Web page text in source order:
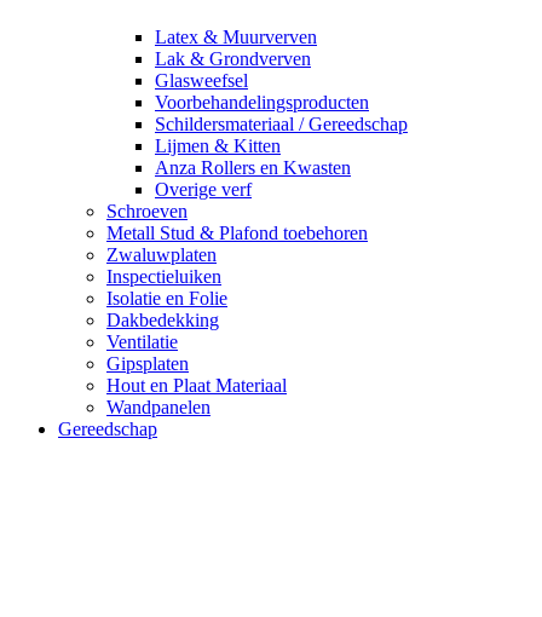
Latex & Muurverven
Lak & Grondverven
Glasweefsel
Voorbehandelingsproducten
Schildersmateriaal / Gereedschap
Lijmen & Kitten
Anza Rollers en Kwasten
Overige verf
Schroeven
Metall Stud & Plafond toebehoren
Zwaluwplaten
Inspectieluiken
Isolatie en Folie
Dakbedekking
Ventilatie
Gipsplaten
Hout en Plaat Materiaal
Wandpanelen
Gereedschap